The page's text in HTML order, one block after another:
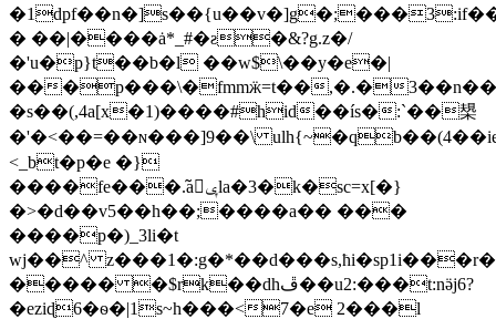
� ��|����ȧ*_#�ƨ�&?g.z�/
�'u�p}t��b�l ��w$\��y�e�|
���p���\�fmmӝ=t��,�.�
�s��(,4a[x�1)����#hid��ís�:`��槼
�'�<��=��ɴ���]9��\
<_bt�p�e �}
����fe���.aݷ̃la�3�k�sc=x[�}
�>�d��v5��h��;����a�� ���
����p�)_3li�t
wj��^
����� �$rk��dhڦ��u2:���t:nӛj6?
�eziɖ6�ѳ�|1s~h���<7�e 2���l